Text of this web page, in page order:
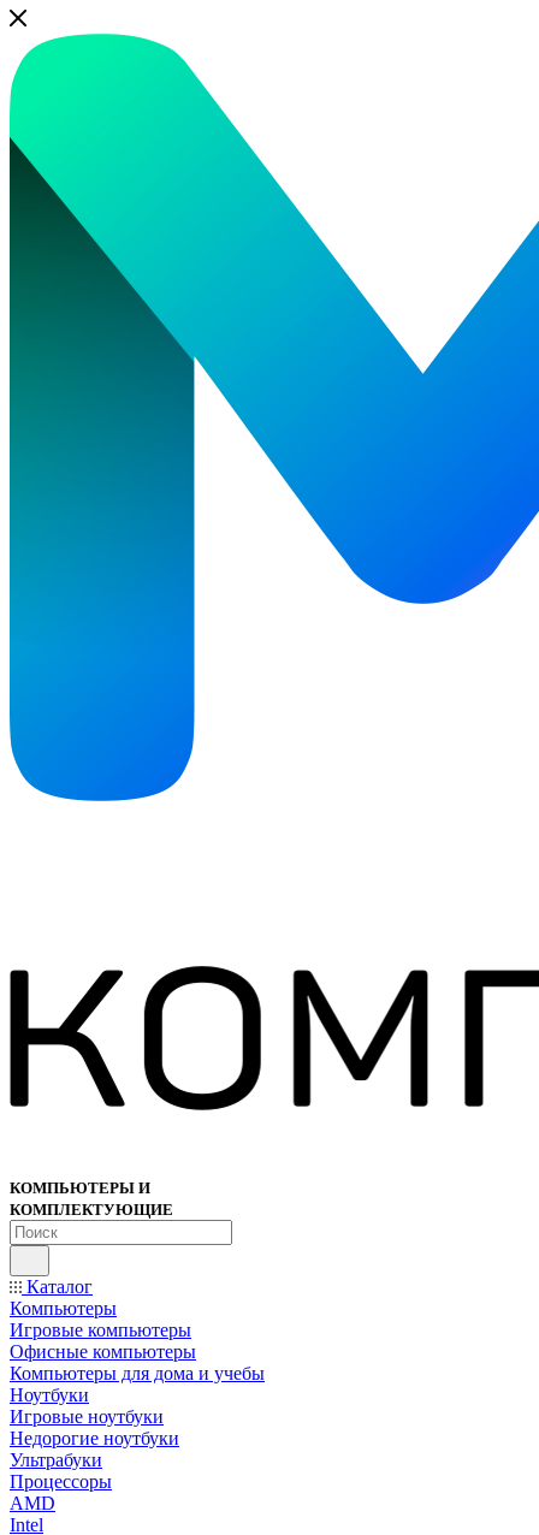
КОМПЬЮТЕРЫ И
КОМПЛЕКТУЮЩИЕ
Каталог
Компьютеры
Игровые компьютеры
Офисные компьютеры
Компьютеры для дома и учебы
Ноутбуки
Игровые ноутбуки
Недорогие ноутбуки
Ультрабуки
Процессоры
AMD
Intel